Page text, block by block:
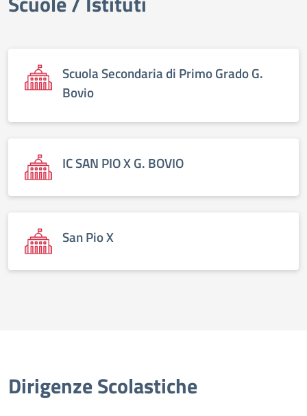
Scuola Secondaria di Primo Grado G.
Bovio
IC SAN PIO X G. BOVIO
San Pio X
Dirigenze Scolastiche